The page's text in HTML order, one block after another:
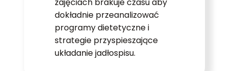
zajęciach brakuje czasu aby
dokładnie przeanalizować
programy dietetyczne i
strategie przyspieszające
układanie jadłospisu.